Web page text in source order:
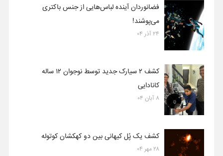
فضانوردان آینده لباس‌هایی از جنس باکتری
می‌پوشند!
۲۴ آذر ۰۴
کشف ۲ سیارک جدید توسط نوجوان ۱۲ ساله
کانادایی
۸ آبان ۰۴
کشف یک پُل کیهانی بین دو کهکشان کوتوله
۲۸ مهر ۰۴